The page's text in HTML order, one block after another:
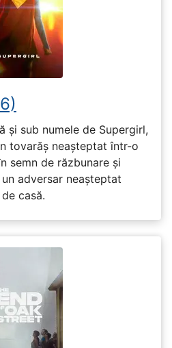
și sub numele de Supergirl,
tovarăș neașteptat într-o
semn de răzbunare și
adversar neașteptat
casă.